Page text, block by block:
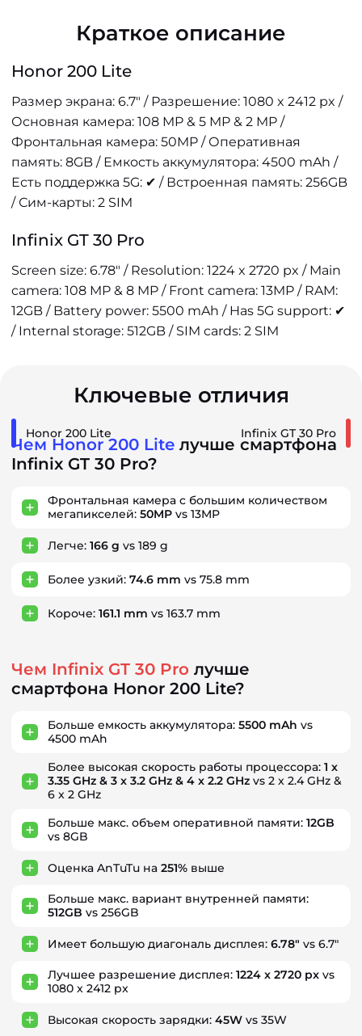
Краткое описание
Honor 200 Lite
Размер экрана: 6.7" / Разрешение: 1080 x 2412 px /
Основная камера: 108 MP & 5 MP & 2 MP /
Фронтальная камера: 50MP / Оперативная
память: 8GB / Емкость аккумулятора: 4500 mAh /
Есть поддержка 5G: ✔ / Встроенная память: 256GB
/ Сим-карты: 2 SIM
Infinix GT 30 Pro
Screen size: 6.78" / Resolution: 1224 x 2720 px / Main
camera: 108 MP & 8 MP / Front camera: 13MP / RAM:
12GB / Battery power: 5500 mAh / Has 5G support: ✔
/ Internal storage: 512GB / SIM cards: 2 SIM
Ключевые отличия
Honor 200 Lite Infinix GT 30 Pro
Чем Honor 200 Lite лучше смартфона
Infinix GT 30 Pro?
Фронтальная камера с большим количеством
мегапикселей: 50MP vs 13MP
Легче: 166 g vs 189 g
Более узкий: 74.6 mm vs 75.8 mm
Короче: 161.1 mm vs 163.7 mm
Чем Infinix GT 30 Pro лучше
смартфона Honor 200 Lite?
Больше емкость аккумулятора: 5500 mAh vs
4500 mAh
Более высокая скорость работы процессора: 1 x
3.35 GHz & 3 x 3.2 GHz & 4 x 2.2 GHz vs 2 x 2.4 GHz &
6 x 2 GHz
Больше макс. объем оперативной памяти: 12GB
vs 8GB
Оценка AnTuTu на 251% выше
Больше макс. вариант внутренней памяти:
512GB vs 256GB
Имеет большую диагональ дисплея: 6.78" vs 6.7"
Лучшее разрешение дисплея: 1224 x 2720 px vs
1080 x 2412 px
Высокая скорость зарядки: 45W vs 35W